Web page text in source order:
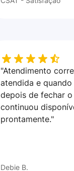
"Atendimento
atendida e
depois de fechar
continuou
prontamente."
Debie B.